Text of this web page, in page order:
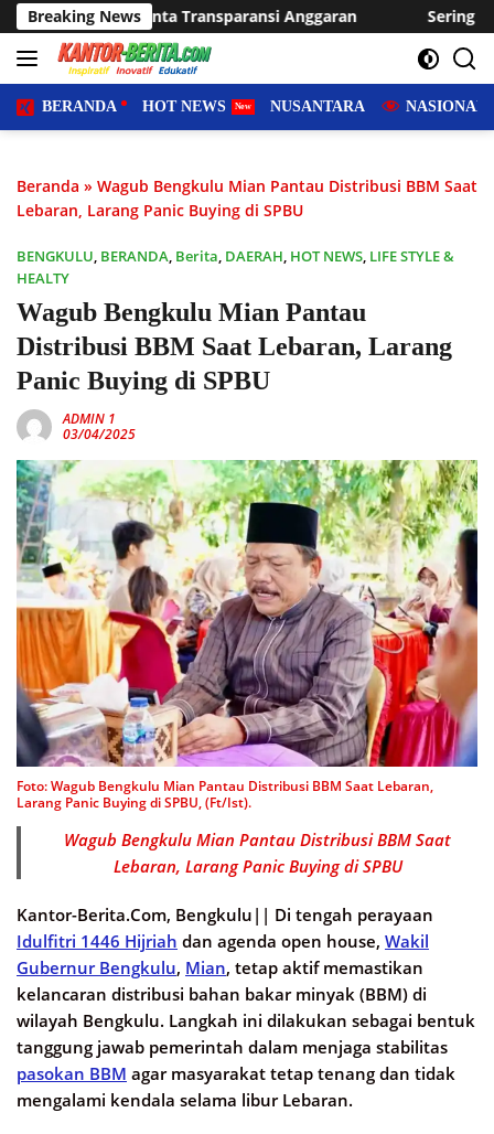
Langsung
ke
konten
Breaking News
Anggaran Sering Dilanda Genangan, Desa
BERANDA HOT NEWS NUSANTARA NASIONAL
Beranda » Wagub Bengkulu Mian Pantau Distribusi BBM Saat
Lebaran, Larang Panic Buying di SPBU
BENGKULU, BERANDA, Berita, DAERAH, HOT NEWS, LIFE STYLE &
HEALTY
Wagub Bengkulu Mian Pantau
Distribusi BBM Saat Lebaran, Larang
Panic Buying di SPBU
ADMIN 1
03/04/2025
Foto: Wagub Bengkulu Mian Pantau Distribusi BBM Saat Lebaran,
Larang Panic Buying di SPBU, (Ft/Ist).
Wagub Bengkulu Mian Pantau Distribusi BBM Saat
Lebaran, Larang Panic Buying di SPBU
Kantor-Berita.Com, Bengkulu|| Di tengah perayaan
Idulfitri 1446 Hijriah dan agenda open house, Wakil
Gubernur Bengkulu, Mian, tetap aktif memastikan
kelancaran distribusi bahan bakar minyak (BBM) di
wilayah Bengkulu. Langkah ini dilakukan sebagai bentuk
tanggung jawab pemerintah dalam menjaga stabilitas
pasokan BBM agar masyarakat tetap tenang dan tidak
mengalami kendala selama libur Lebaran.